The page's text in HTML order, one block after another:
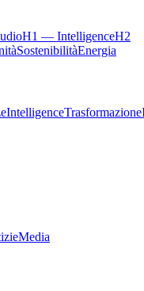
H1 — IntelligenceH2
SostenibilitàEnergia
IntelligenceTrasformazione
Media